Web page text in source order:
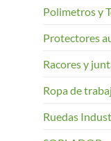
Polimetros y
Protectores
Racores y
Ropa de
Ruedas